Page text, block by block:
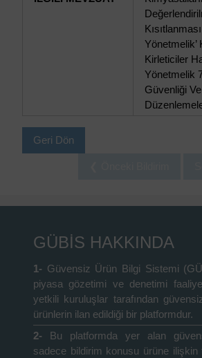
Yönetmelik’
Kirleticiler
Yönetmelik
Güvenliği
Geri Dön
GÜBİS HAKKINDA
1- Güvensiz Ürün Bilgi Sistemi
piyasa gözetimi ve denetimi
yetkili kuruluşlar tarafından
ürünlerin ilan edildiği bir platformdur.
2-
Bu platformda yer alan
sadece bildirim konusu ürüne ilişkin